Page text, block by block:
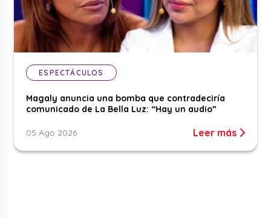
ESPECTÁCULOS
Magaly anuncia una bomba que contradeciría
comunicado de La Bella Luz: “Hay un audio”
05 Ago 2026 Leer más